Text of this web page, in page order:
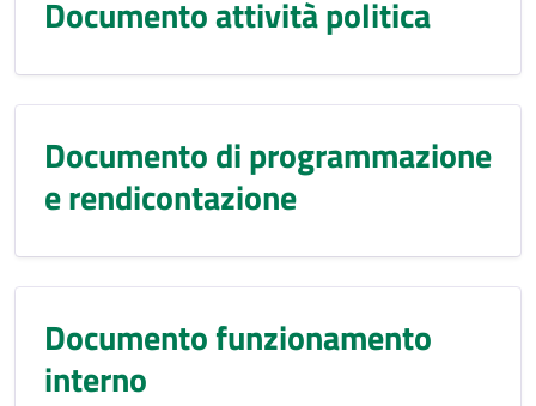
Documento attività politica
Documento di programmazione
e rendicontazione
Documento funzionamento
interno